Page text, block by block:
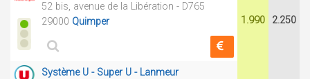
52 bis, avenue de la Libération - D765
29000 Quimper 1.990 2.250
Système U - Super U - Lanmeur